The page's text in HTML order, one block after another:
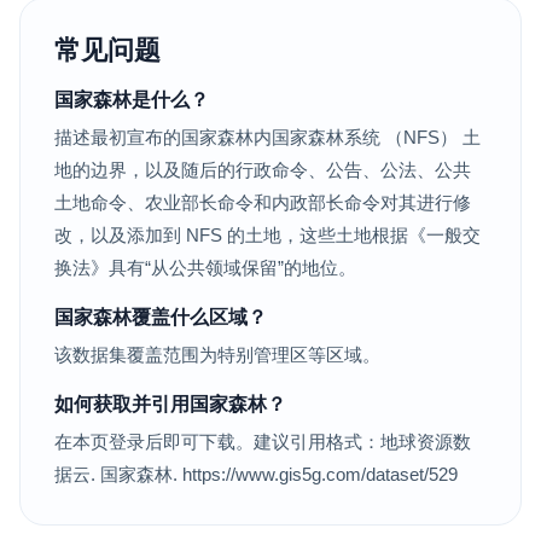
常见问题
国家森林是什么？
描述最初宣布的国家森林内国家森林系统 （NFS） 土
地的边界，以及随后的行政命令、公告、公法、公共
土地命令、农业部长命令和内政部长命令对其进行修
改，以及添加到 NFS 的土地，这些土地根据《一般交
换法》具有“从公共领域保留”的地位。
国家森林覆盖什么区域？
该数据集覆盖范围为特别管理区等区域。
如何获取并引用国家森林？
在本页登录后即可下载。建议引用格式：地球资源数
据云. 国家森林. https://www.gis5g.com/dataset/529